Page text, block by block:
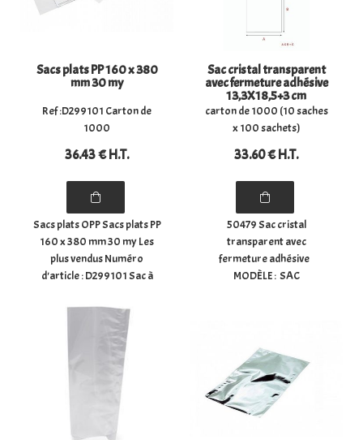
Sacs plats PP 160 x 380
mm 30 my
Ref :D299101 Carton de
1000
36.43€H.T.
Sacs plats OPP Sacs plats PP
160 x 380 mm 30 my Les
plus vendus Numéro
d'article : D299101 Sac à
imprimé. Ces sacs plats sont
scellés des deux côtés. Et
conviennent à de
nombreuses fins. Utilisez ...
Sac cristal transparent
avec fermeture adhésive
13,3X18,5+3 cm
carton de 1000 (10 saches
x 100 sachets)
33.60€H.T.
50479 Sac cristal
transparent avec
fermeture adhésive
MODÈLE : SAC
10 x 100 )